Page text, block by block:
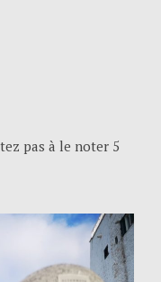
pas à le noter 5